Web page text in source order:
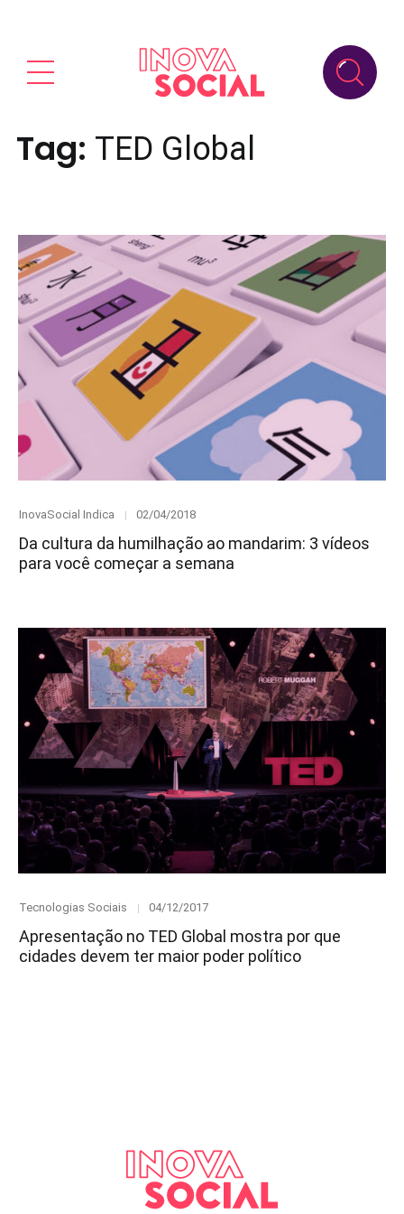
Tag: TED Global
Category
InovaSocial Indica
Posted
02/04/2018
Da cultura da humilhação ao mandarim: 3 vídeos
para você começar a semana
Category
Tecnologias Sociais
Posted
04/12/2017
Apresentação no TED Global mostra por que
cidades devem ter maior poder político